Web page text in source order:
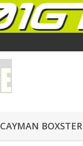
CAYMAN BOXSTER